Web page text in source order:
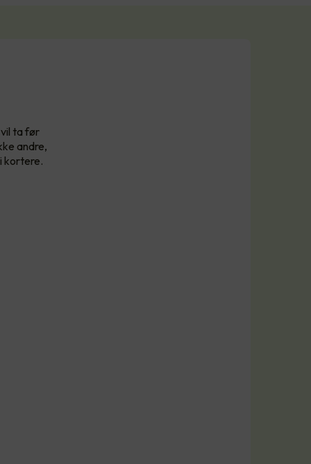
ta før
andre,
kortere.